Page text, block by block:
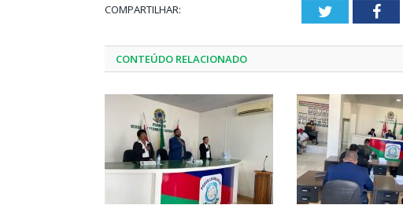
COMPARTILHAR: Twitter
CONTEÚDO RELACIONADO